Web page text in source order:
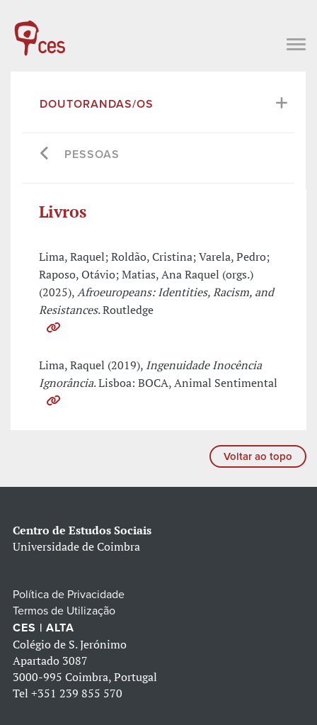
DOUTORANDAS/OS
PESSOAS
Livros
Lima, Raquel; Roldão, Cristina; Varela, Pedro;
Raposo, Otávio; Matias, Ana Raquel (orgs.)
(2025),Afroeuropeans: Identities, Racism, and
Resistances. Routledge
Lima, Raquel (2019), Ingenuidade Inocência
Ignorância. Lisboa: BOCA, Animal Sentimental
Voltar ao topo
Centro de Estudos Sociais
Universidade de Coimbra
Política de Privacidade
Termos de Utilização
CES | ALTA
Colégio de S. Jerónimo
Apartado 3087
3000-995 Coimbra, Portugal
Tel +351 239 855 570